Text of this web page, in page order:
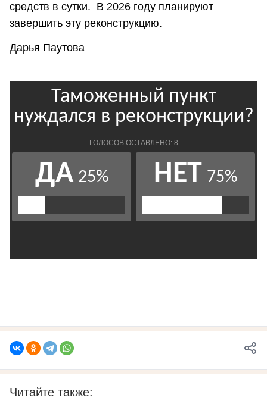
средств в сутки. В 2026 году планируют
завершить эту реконструкцию.
Дарья Паутова
Читайте также: